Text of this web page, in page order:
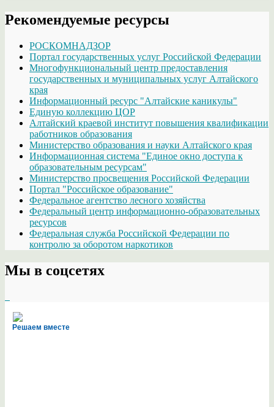
Рекомендуемые ресурсы
РОСКОМНАДЗОР
Портал государственных услуг Российской Федерации
Многофункциональный центр предоставления
государственных и муниципальных услуг Алтайского
края
Информационный ресурс "Алтайские каникулы"
Единую коллекцию ЦОР
Алтайский краевой институт повышения квалификации
работников образования
Министерство образования и науки Алтайского края
Информационная система "Единое окно доступа к
образовательным ресурсам"
Министерство просвещения Российской Федерации
Портал "Российское образование"
Федеральное агентство лесного хозяйства
Федеральный центр информационно-образовательных
ресурсов
Федеральная служба Российской Федерации по
контролю за оборотом наркотиков
Мы в соцсетях
Решаем вместе